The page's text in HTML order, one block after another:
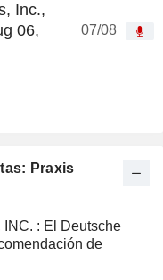
Inc.,
06,
07/08
Praxis
: El Deutsche
de